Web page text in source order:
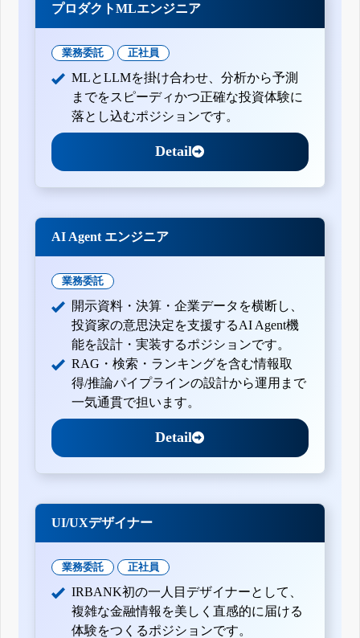
プロダクトMLエンジニア
業務委託 正社員
MLとLLMを掛け合わせ、分析から予測
までをスピーディかつ正確な投資体験に
落とし込むポジションです。
Detail
AI Agent エンジニア
業務委託
開示資料・決算・企業データを横断し、
投資家の意思決定を支援するAI Agent機
能を設計・実装するポジションです。
RAG・検索・ランキングを含む情報取
得/推論パイプラインの設計から運用まで
一気通貫で担います。
Detail
UI/UXデザイナー
業務委託 正社員
IRBANK初の一人目デザイナーとして、
複雑な金融情報を美しく直感的に届ける
体験をつくるポジションです。